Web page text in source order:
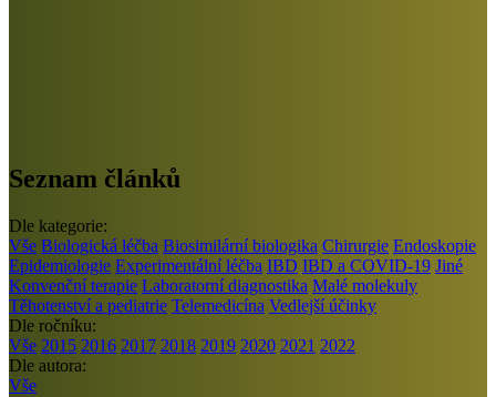
Seznam článků
Dle kategorie:
Vše Biologická léčba Biosimilární biologika Chirurgie Endoskopie
Epidemiologie Experimentální léčba IBD IBD a COVID-19 Jiné
Konvenční terapie Laboratorní diagnostika Malé molekuly
Těhotenství a pediatrie Telemedicína Vedlejší účinky
Dle ročníku:
Vše 2015 2016 2017 2018 2019 2020 2021 2022
Dle autora:
Vše